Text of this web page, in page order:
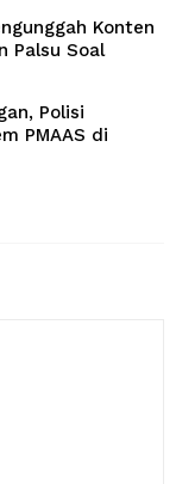
Konten
Palsu Soal
Polisi
PMAAS di